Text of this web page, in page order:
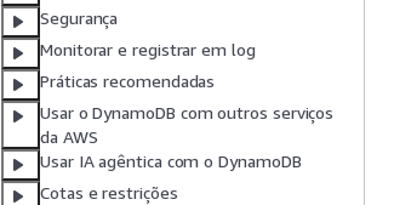
Segurança
Monitorar e registrar em log
Práticas recomendadas
Usar o DynamoDB com outros serviços
da AWS
Usar IA agêntica com o DynamoDB
Cotas e restrições